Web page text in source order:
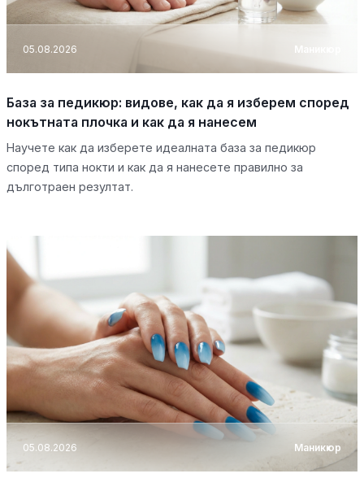
05.08.2026 Маникюр
База за педикюр: видове, как да я изберем според
нокътната плочка и как да я нанесем
Научете как да изберете идеалната база за педикюр
според типа нокти и как да я нанесете правилно за
дълготраен резултат.
05.08.2026 Маникюр